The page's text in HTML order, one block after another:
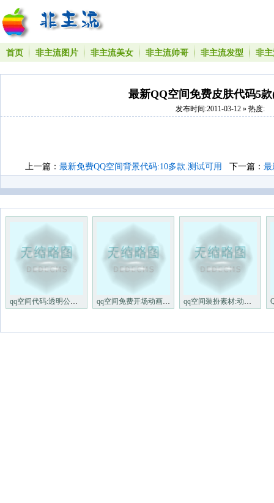
首页 非主流图片 非主流美女 非主流帅哥 非主流发型 非
最新QQ空间免费皮肤代码5
发布时间:2011-03-12 » 热度:
上一篇： 最新免费QQ空间背景代码:10多款.测试可用 下一篇： 最
qq空间代码:透明公告栏LOVELET qq空间免费开场动画:欢迎来我 qq空间装扮素材:动态可爱的闪